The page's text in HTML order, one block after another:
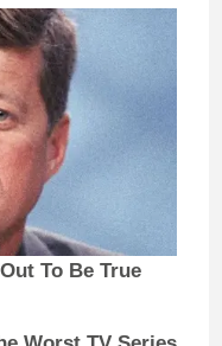
To Be True